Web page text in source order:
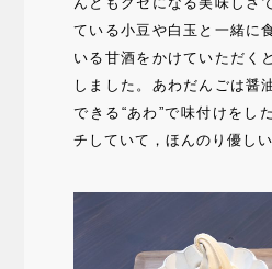
ている小豆や白玉と一緒に
いる甘酒をかけていただく
しました。あわだんごは醤
できる“あわ”で味付けをし
チしていて，ほんのり優し